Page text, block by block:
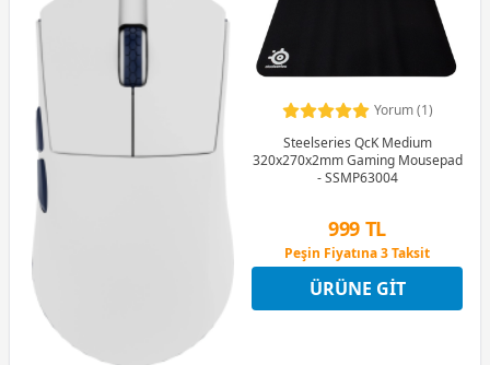
Yorum (1)
Steelseries QcK Medium
320x270x2mm Gaming Mousepad
- SSMP63004
999 TL
Peşin Fiyatına 3 Taksit
12 Ay x 118 TL taksitle
Peşin Fiyatına 3 Taksit
ÜRÜNE GIT